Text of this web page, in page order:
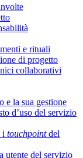
e rituali
di progetto
collaborativi
e la sua gestione
d’uso del servizio
i touchpointdel
utente del servizio